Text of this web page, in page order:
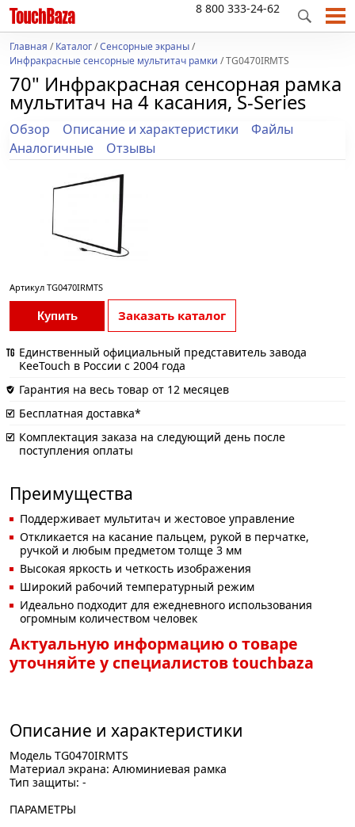
8 800 333-24-62
Главная /Каталог/Сенсорные экраны/
Инфракрасные сенсорные мультитач рамки / TG0470IRMTS
70" Инфракрасная сенсорная рамка
мультитач на 4 касания, S-Series
Обзор Описание и характеристики
Файлы
Аналогичные
Отзывы
Артикул TG0470IRMTS
Купить Заказать каталог
Единственный официальный представитель завода
KeeTouch в России с 2004 года
Гарантия на весь товар от 12 месяцев
Бесплатная доставка*
Комплектация заказа на следующий день после
поступления оплаты
Преимущества
Поддерживает мультитач и жестовое управление
Откликается на касание пальцем, рукой в перчатке,
ручкой и любым предметом толще 3 мм
Высокая яркость и четкость изображения
Широкий рабочий температурный режим
Идеально подходит для ежедневного использования
огромным количеством человек
Актуальную информацию о товаре
уточняйте у специалистов touchbaza
Описание и характеристики
Модель TG0470IRMTS
Материал экрана: Алюминиевая рамка
Тип защиты: -
ПАРАМЕТРЫ